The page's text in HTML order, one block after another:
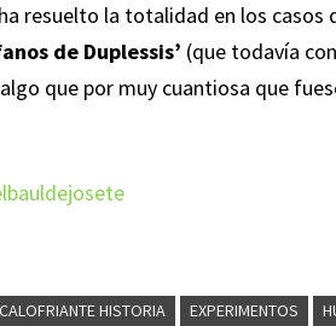
resuelto la totalidad en los casos
de Duplessis’ (que todavía
que por muy cuantiosa que
HISTORIA EXPERIMENTOS